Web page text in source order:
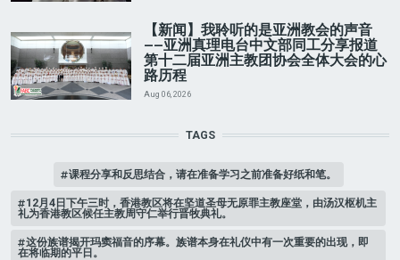
【新闻】我聆听的是亚洲教会的声音
——亚洲真理电台中文部同工分享报道
第十二届亚洲主教团协会全体大会的心
路历程
Aug 06, 2026
TAGS
课程分享和反思结合，请在准备学习之前准备好纸和笔。
12月4日下午三时，香港教区将在坚道圣母无原罪主教座堂，由汤汉枢机主
礼为香港教区候任主教周守仁举行晋牧典礼。
这份族谱揭开玛窦福音的序幕。族谱本身在礼仪中有一次重要的出现，即
在将临期的平日。